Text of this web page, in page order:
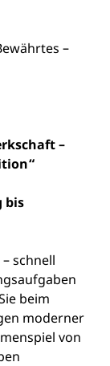
–
–
bis
schnell
beim
moderner
von